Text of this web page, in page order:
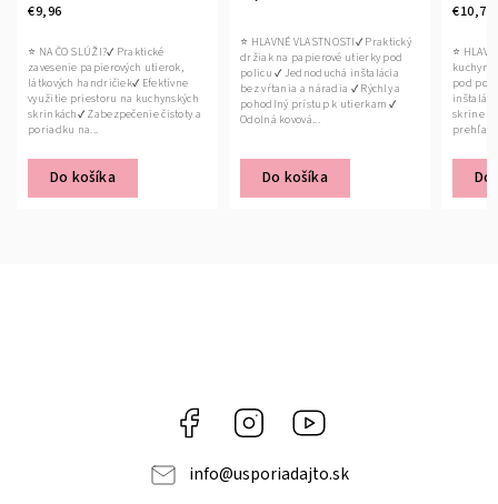
€9,96
Do košíka
⭐ NA ČO SLÚŽI?✔ Praktické
zavesenie papierových utierok,
látkových handričiek✔ Efektívne
využitie priestoru na kuchynských
skrinkách✔ Zabezpečenie čistoty a
poriadku na...
Do košíka
⭐ HLAVNÉ VLASTNOSTI✔ Praktický
držiak na papierové utierky pod
policu ✔ Jednoduchá inštalácia
bez vŕtania a náradia ✔ Rýchly a
pohodlný prístup k utierkam ✔
Odolná kovová...
€10,76
Do
⭐
pod
skrine ✔
Facebook Instagram
info@usporiadajto.sk